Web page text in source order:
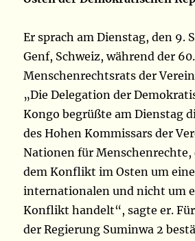
Er sprach am Dienstag, den 9.
Genf, Schweiz, während der
Menschenrechtsrats der
„Die Delegation der
Kongo begrüßte am Dienstag
des Hohen Kommissars der
Nationen für Menschenrechte,
dem Konflikt im Osten um
internationalen und nicht um
Konflikt handelt“, sagte er.
der Regierung Suminwa 2